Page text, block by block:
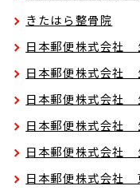
きたはら整骨院
日本郵便株式会社
日本郵便株式会社
日本郵便株式会社
日本郵便株式会社
日本郵便株式会社
日本郵便株式会社